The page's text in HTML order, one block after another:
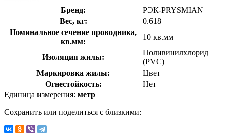
Бренд:
РЭК-PRYSMIAN
Вес, кг:
0.618
Номинальное сечение проводника,
кв.мм:
10 кв.мм
Изоляция жилы:
Поливинилхлорид
(PVC)
Маркировка жилы:
Цвет
Огнестойкость:
Нет
Единица измерения: метр
Сохранить или поделиться с близкими: